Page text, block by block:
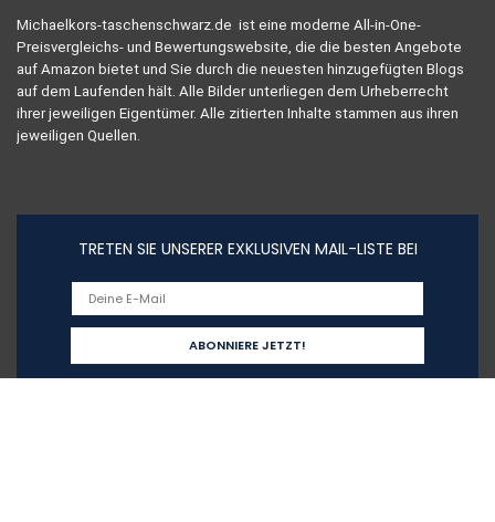
Michaelkors-taschenschwarz.de ist eine moderne All-in-One-
Preisvergleichs- und Bewertungswebsite, die die besten Angebote
auf Amazon bietet und Sie durch die neuesten hinzugefügten Blogs
auf dem Laufenden hält. Alle Bilder unterliegen dem Urheberrecht
ihrer jeweiligen Eigentümer. Alle zitierten Inhalte stammen aus ihren
jeweiligen Quellen.
TRETEN SIE UNSERER EXKLUSIVEN MAIL-LISTE BEI